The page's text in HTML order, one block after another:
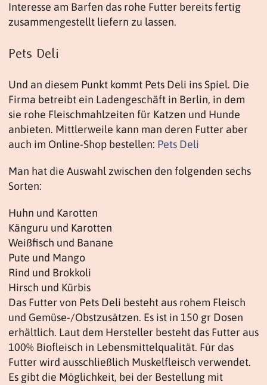
Interesse am Barfen das rohe Futter bereits fertig
zusammengestellt liefern zu lassen.
Pets Deli
Und an diesem Punkt kommt Pets Deli ins Spiel. Die
Firma betreibt ein Ladengeschäft in Berlin, in dem
sie rohe Fleischmahlzeiten für Katzen und Hunde
anbieten. Mittlerweile kann man deren Futter aber
auch im Online-Shop bestellen: Pets Deli
Man hat die Auswahl zwischen den folgenden sechs
Sorten:
Huhn und Karotten
Känguru und Karotten
Weißfisch und Banane
Pute und Mango
Rind und Brokkoli
Hirsch und Kürbis
Das Futter von Pets Deli besteht aus rohem Fleisch
und Gemüse-/Obstzusätzen. Es ist in 150 gr Dosen
erhältlich. Laut dem Hersteller besteht das Futter aus
100% Biofleisch in Lebensmittelqualität. Für das
Futter wird ausschließlich Muskelfleisch verwendet.
Es gibt die Möglichkeit, bei der Bestellung mit